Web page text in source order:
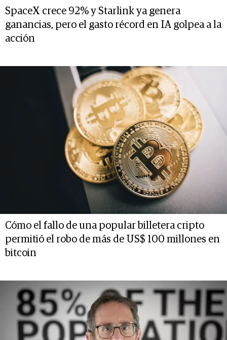
SpaceX crece 92% y Starlink ya genera
ganancias, pero el gasto récord en IA golpea a la
acción
Cómo el fallo de una popular billetera cripto
permitió el robo de más de US$ 100 millones en
bitcoin